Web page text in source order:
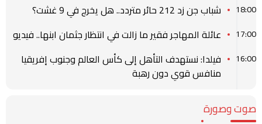
18:00 شباب جن زد 212 حائر متردد.. هل يخرج في 9 غشت؟
17:00 عائلة المهاجر فقير ما زالت في انتظار جثمان ابنها.. فيديو
16:00
فيلدا: نستهدف التأهل إلى كأس العالم وجنوب إفريقيا
منافس قوي دون رهبة
صوت وصورة